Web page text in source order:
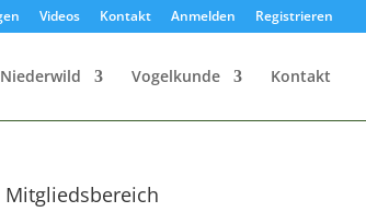
Videos Kontakt Anmelden Registrieren
Niederwild Vogelkunde Kontakt
Mitgliedsbereich